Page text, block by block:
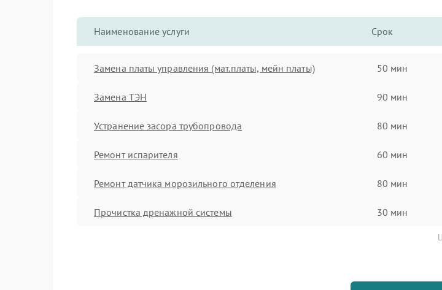
Наименование услуги Срок
Замена платы управления (мат.платы, мейн платы) 50 мин
Замена ТЭН 90 мин
Устранение засора трубопровода 80 мин
Ремонт испарителя 60 мин
Ремонт датчика морозильного отделения 80 мин
Прочистка дренажной системы 30 мин